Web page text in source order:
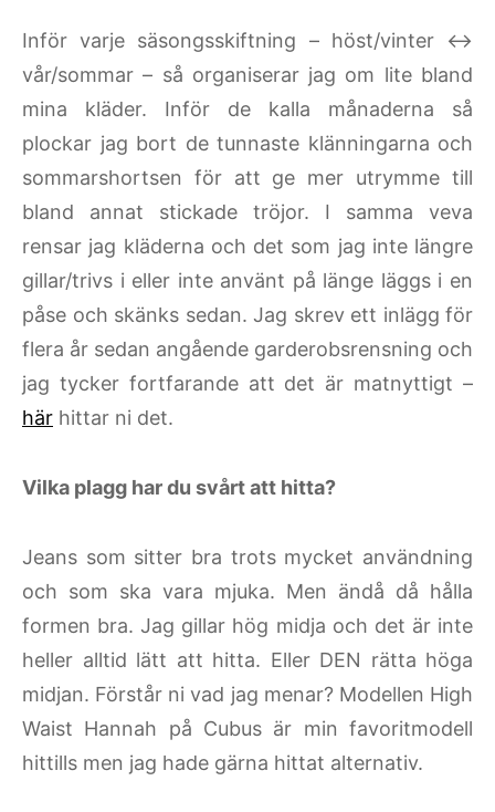
Inför varje säsongsskiftning – höst/vinter <->
vår/sommar – så organiserar jag om lite bland
mina kläder. Inför de kalla månaderna så
plockar jag bort de tunnaste klänningarna och
sommarshortsen för att ge mer utrymme till
bland annat stickade tröjor. I samma veva
rensar jag kläderna och det som jag inte längre
gillar/trivs i eller inte använt på länge läggs i en
påse och skänks sedan. Jag skrev ett inlägg för
flera år sedan angående garderobsrensning och
jag tycker fortfarande att det är matnyttigt –
här hittar ni det.
Vilka plagg har du svårt att hitta?
Jeans som sitter bra trots mycket användning
och som ska vara mjuka. Men ändå då hålla
formen bra. Jag gillar hög midja och det är inte
heller alltid lätt att hitta. Eller DEN rätta höga
midjan. Förstår ni vad jag menar? Modellen High
Waist Hannah på Cubus är min favoritmodell
hittills men jag hade gärna hittat alternativ.